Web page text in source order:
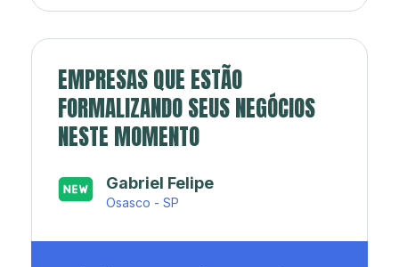
EMPRESAS QUE ESTÃO
FORMALIZANDO SEUS NEGÓCIOS
NESTE MOMENTO
Japa’s açaí e sorveteria
Rio de Janeiro - RJ